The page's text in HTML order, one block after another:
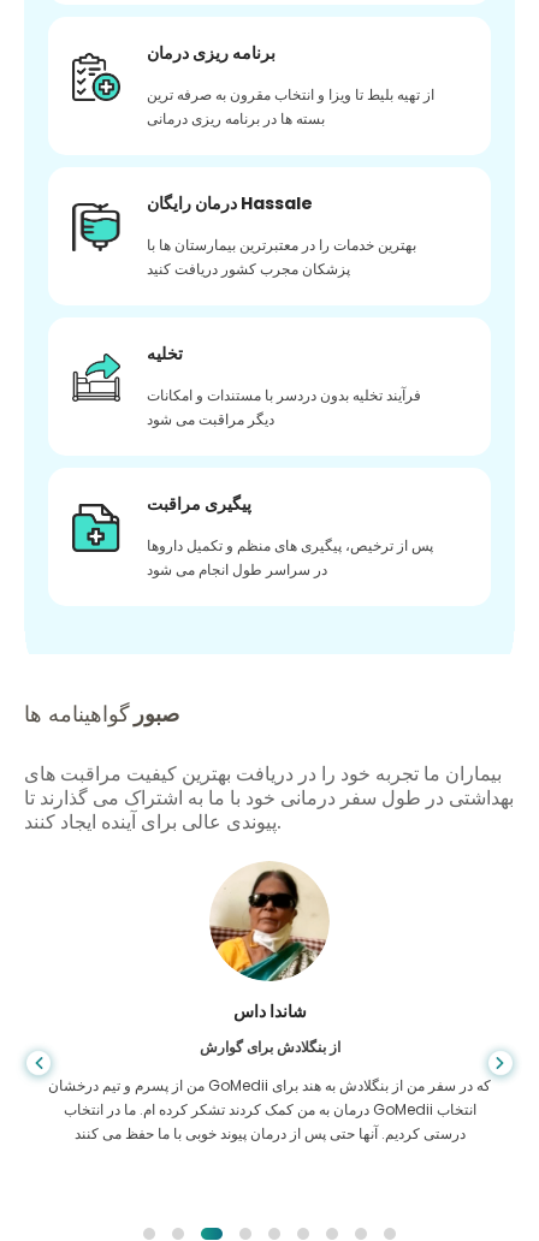
برنامه ریزی درمان
از تهیه بلیط تا ویزا و انتخاب مقرون به صرفه ترین
بسته ها در برنامه ریزی درمانی
درمان رایگان Hassale
بهترین خدمات را در معتبرترین بیمارستان ها با
پزشکان مجرب کشور دریافت کنید
تخلیه
فرآیند تخلیه بدون دردسر با مستندات و امکانات
دیگر مراقبت می شود
پیگیری مراقبت
پس از ترخیص، پیگیری های منظم و تکمیل داروها
در سراسر طول انجام می شود
صبور گواهینامه ها
بیماران ما تجربه خود را در دریافت بهترین کیفیت مراقبت های
بهداشتی در طول سفر درمانی خود با ما به اشتراک می گذارند تا
پیوندی عالی برای آینده ایجاد کنند.
شاندا داس
از بنگلادش برای گوارش
من از پسرم و تیم درخشان GoMedii که در سفر من از بنگلادش به هند برای
درمان به من کمک کردند تشکر کرده ام. ما در انتخاب GoMedii انتخاب
درستی کردیم. آنها حتی پس از درمان پیوند خوبی با ما حفظ می کنند